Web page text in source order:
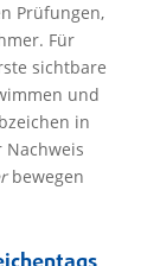
Prüfungen,
Für
sichtbare
und
in
bewegen